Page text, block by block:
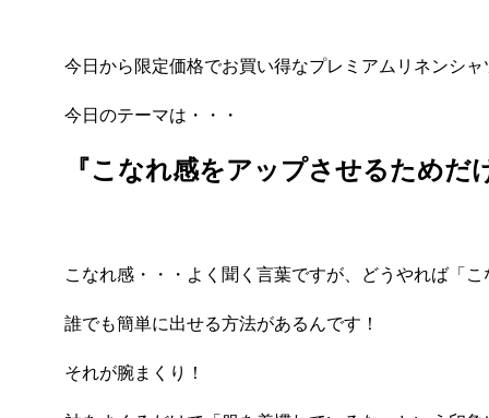
今日から限定価格でお買い得なプレミアムリネンシ
今日のテーマは・・・
『こなれ感をアップさせるためだ
こなれ感・・・よく聞く言葉ですが、どうやれば「
誰でも簡単に出せる方法があるんです！
それが腕まくり！